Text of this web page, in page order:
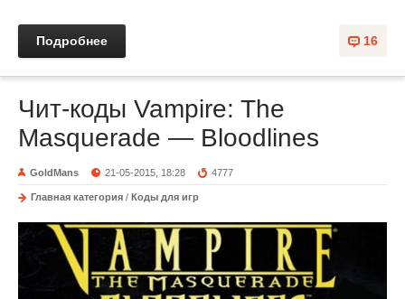
16
Подробнее
Чит-коды Vampire: The
Masquerade — Bloodlines
GoldMans 21-05-2015, 18:28 4777
Главная категория / Коды для игр